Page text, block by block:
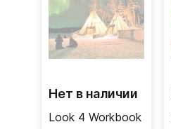
Нет в наличии
Look 4 Workbook